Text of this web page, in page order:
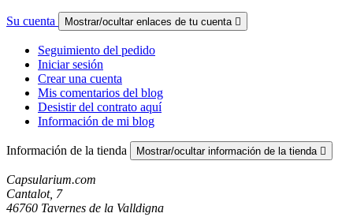
Su cuenta Mostrar/ocultar enlaces de tu cuenta 
Seguimiento del pedido
Iniciar sesión
Crear una cuenta
Mis comentarios del blog
Desistir del contrato aquí
Información de mi blog
Información de la tienda Mostrar/ocultar información de la tienda 
Capsularium.com
Cantalot, 7
46760 Tavernes de la Valldigna